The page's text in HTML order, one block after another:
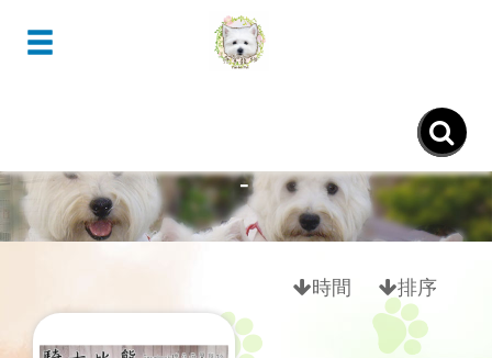
- Lovely Cavachon騎士比熊
-
時間 排序